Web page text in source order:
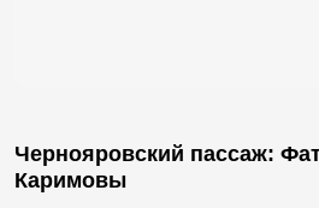
Чернояровский пассаж:
Каримовы